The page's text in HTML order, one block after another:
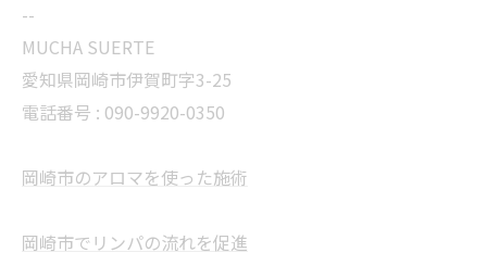
--
MUCHA SUERTE
愛知県岡崎市伊賀町字3-25
電話番号 : 090-9920-0350
岡崎市のアロマを使った施術
岡崎市でリンパの流れを促進